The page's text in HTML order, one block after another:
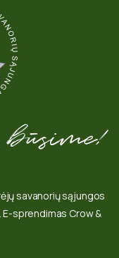
savanorių sąjungos
sprendimas Crow &